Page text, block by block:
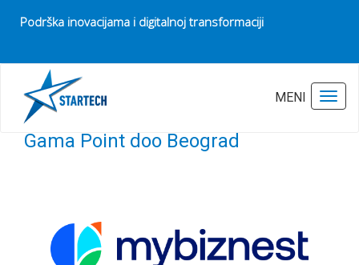
Podrška inovacijama i digitalnoj transformaciji
MENI
Pocetna StarTech konkurs 2025 Gama Point doo Beograd
Gama Point doo Beograd